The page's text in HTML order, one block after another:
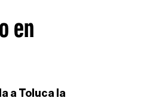
en
a Toluca la